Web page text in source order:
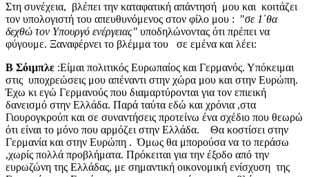
Στη συνέχεια, βλέπει την καταφατική απάντησή μου και κοιτάζει
τον υπολογιστή του απευθυνόμενος στον φίλο μου : "σε 1΄θα
δεχθώ τον Υπουργό ενέργειας" υποδηλώνοντας ότι πρέπει να
φύγουμε. Ξαναφέρνει το βλέμμα του σε εμένα και λέει:
Β Σόιμπλε :Είμαι πολιτικός Ευρωπαίος και Γερμανός. Υπόκειμαι
στις υποχρεώσεις μου απέναντι στην χώρα μου και στην Ευρώπη.
Έχω κι εγώ Γερμανούς που διαμαρτύρονται για τον επιεική
δανεισμό στην Ελλάδα. Παρά ταύτα εδώ και χρόνια ,στα
Γιουρογκρούπ και σε συναντήσεις προτείνω ένα σχέδιο που θεωρώ
ότι είναι το μόνο που αρμόζει στην Ελλάδα. Θα κοστίσει στην
Γερμανία και στην Ευρώπη . Όμως θα μπορούσα να το περάσω
,χωρίς πολλά προβλήματα. Πρόκειται για την έξοδο από την
ευρωζώνη της Ελλάδας, με σημαντική οικονομική ενίσχυση της